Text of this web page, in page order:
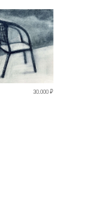
30.000 ₽